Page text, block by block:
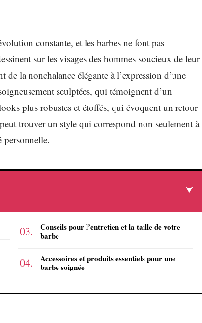
constante, et les barbes ne font pas
sur les visages des hommes soucieux de leur
de la nonchalance élégante à l’expression d’une
sculptées, qui témoignent d’un
plus robustes et étoffés, qui évoquent un retour
trouver un style qui correspond non seulement à
personnelle.
Conseils pour l’entretien et la taille de votre
barbe
Accessoires et produits essentiels pour une
barbe soignée